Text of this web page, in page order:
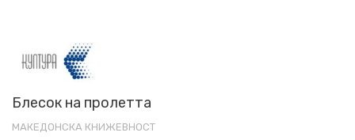
Блесок на пролетта
МАКЕДОНСКА КНИЖЕВНОСТ